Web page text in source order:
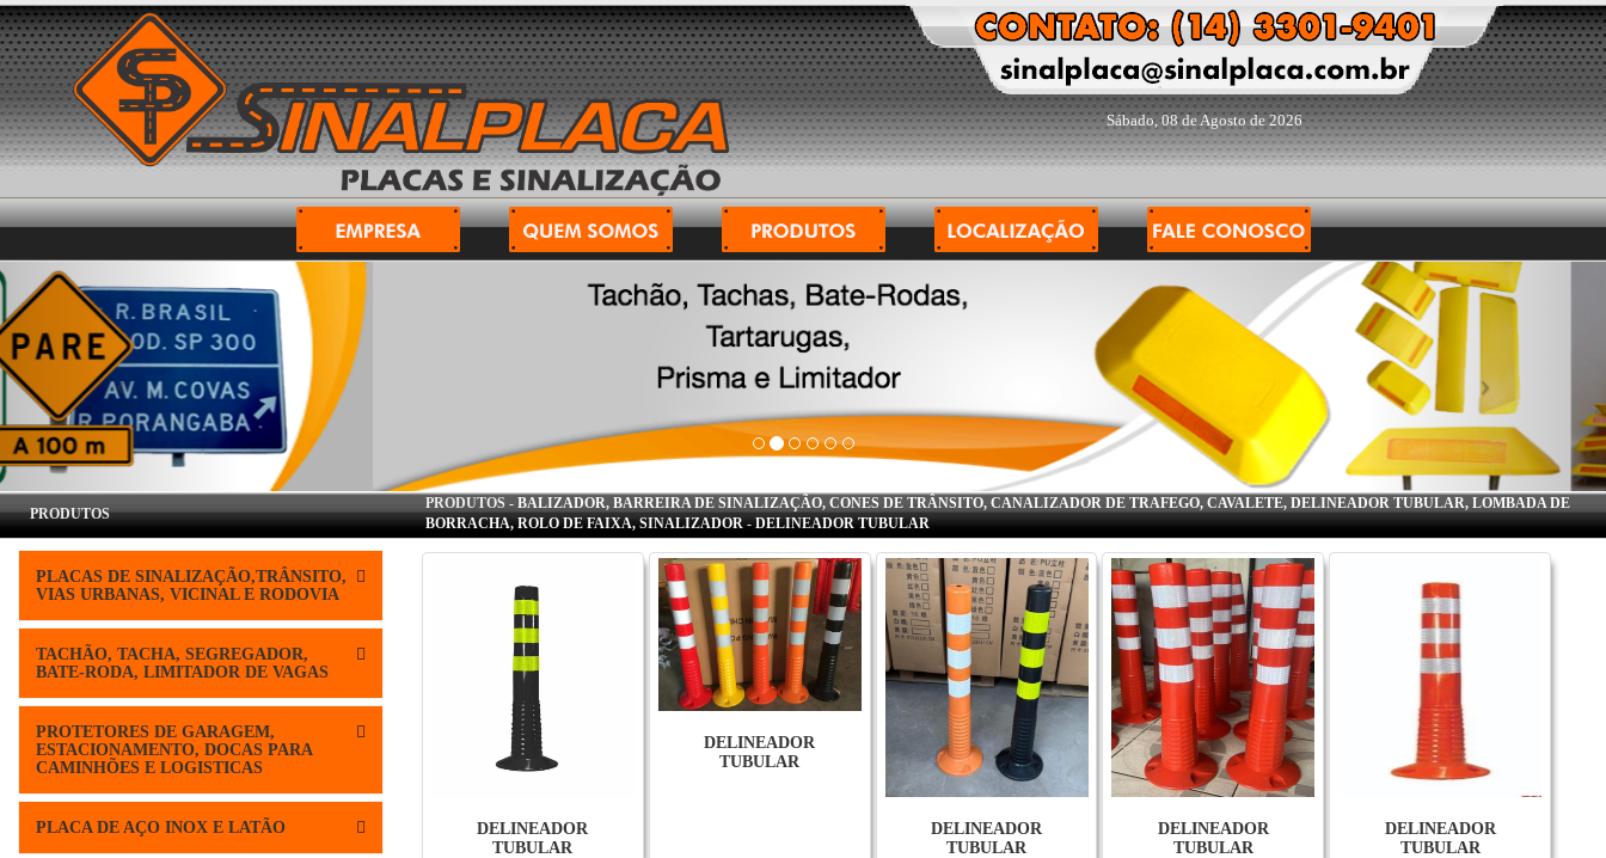
Sábado, 08 de Agosto de 2026
PRODUTOS
PLACAS DE SINALIZAÇÃO,TRÂNSITO,
VIAS URBANAS, VICINAL E RODOVIA
TACHÃO, TACHA, SEGREGADOR,
BATE-RODA, LIMITADOR DE VAGAS
PROTETORES DE GARAGEM,
ESTACIONAMENTO, DOCAS PARA
CAMINHÕES E LOGISTICAS
PLACA DE AÇO INOX E LATÃO
PRODUTOS - BALIZADOR, BARREIRA DE SINALIZAÇÃO, CONES DE TRÂNSITO, CANALIZADOR DE TRAFEGO, CAVALETE, DELINEADOR TUBULAR, LOMBADA DE
BORRACHA, ROLO DE FAIXA, SINALIZADOR-DELINEADOR TUBULAR
DELINEADOR
TUBULAR
DELINEADOR
TUBULAR
DELINEADOR
TUBULAR
DELINEADOR
TUBULAR
DELINEADOR
TUBULAR